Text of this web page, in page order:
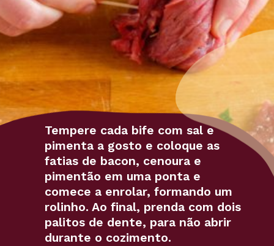
Tempere cada bife com sal e
pimenta a gosto e coloque as
fatias de bacon, cenoura e
pimentão em uma ponta e
comece a enrolar, formando um
rolinho. Ao final, prenda com dois
palitos de dente, para não abrir
durante o cozimento.